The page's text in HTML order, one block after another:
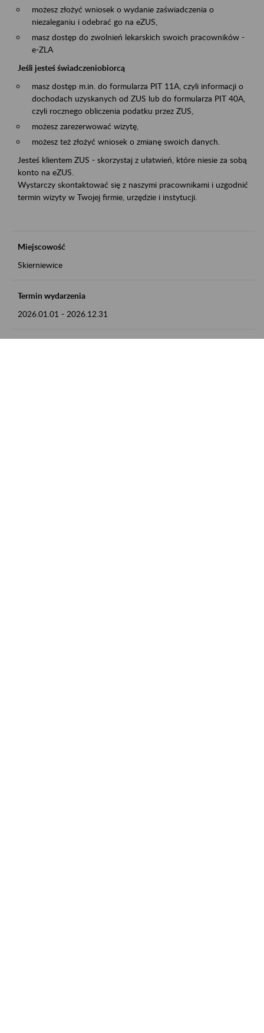
możesz złożyć wniosek o wydanie zaświadczenia o
niezaleganiu i odebrać go na eZUS,
masz dostęp do zwolnień lekarskich swoich pracowników -
e-ZLA
Jeśli jesteś świadczeniobiorcą
masz dostęp m.in. do formularza PIT 11A, czyli informacji o
dochodach uzyskanych od ZUS lub do formularza PIT 40A,
czyli rocznego obliczenia podatku przez ZUS,
możesz zarezerwować wizytę,
możesz też złożyć wniosek o zmianę swoich danych.
Jesteś klientem ZUS - skorzystaj z ułatwień, które niesie za sobą
konto na eZUS.
Wystarczy skontaktować się z naszymi pracownikami i uzgodnić
termin wizyty w Twojej firmie, urzędzie i instytucji.
Miejscowość
Skierniewice
Termin wydarzenia
2026.01.01 - 2026.12.31